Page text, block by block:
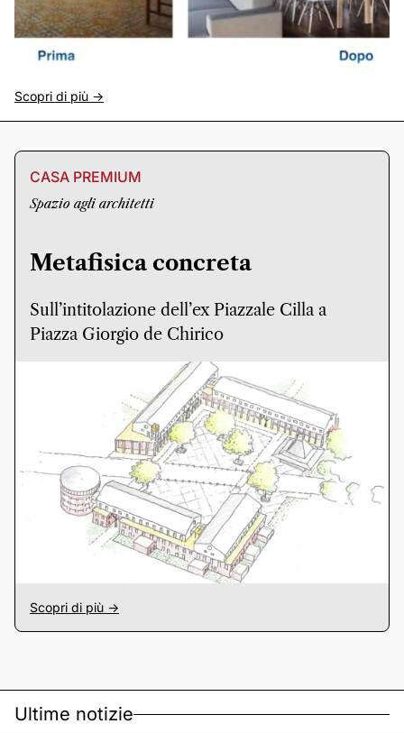
Scopri di più ->
CASA PREMIUM
Spazio agli architetti
Metafisica concreta
Sull’intitolazione dell’ex Piazzale Cilla a
Piazza Giorgio de Chirico
Scopri di più ->
Ultime notizie